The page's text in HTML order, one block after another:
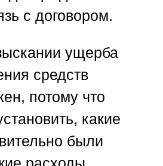
с договором.
ущерба
средств
потому что
какие
были